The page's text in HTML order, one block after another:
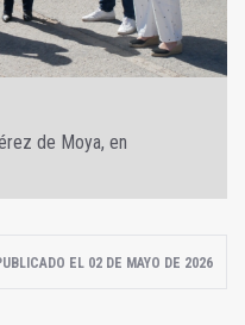
de Moya, en
EL 02 DE MAYO DE 2026